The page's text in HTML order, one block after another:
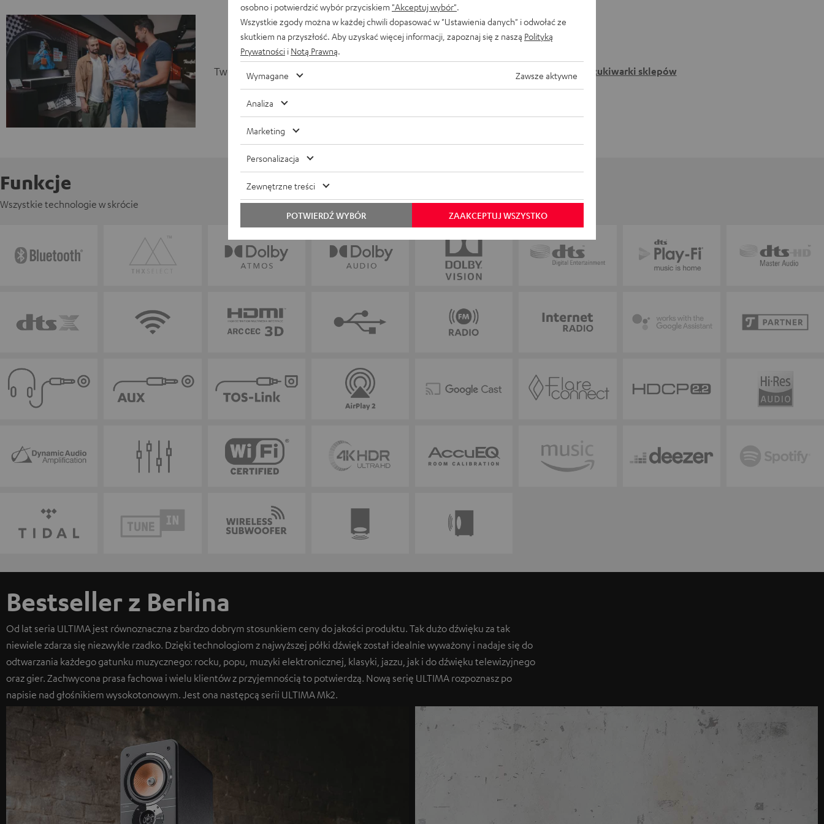
Twoja sesja odsłuchowa
Gęsia skórka gwarantowana! Zajrzyj do sklepu
naszego partnera w Warszawie lub przyjdź do
produkty na własnych uszach! Czy to
kompaktowe słuchawki, czy systemy dźwiękowe
5.1 – pracownicy sklepu służą Ci pomocą i fachową
Do wyszukiwarki sklepów
Funkcje
Wszystkie technologie w skrócie
Bestseller z Berlina
Od lat seria ULTIMA jest równoznaczna z bardzo dobrym stosunkiem ceny do jakości produktu. Tak dużo dźwięku za tak
niewiele zdarza się niezwykle rzadko. Dzięki technologiom z najwyższej półki dźwięk został idealnie wyważony i nadaje się do
odtwarzania każdego gatunku muzycznego: rocku, popu, muzyki elektronicznej, klasyki, jazzu, jak i do dźwięku telewizyjnego
oraz gier. Zachwycona prasa fachowa i wielu klientów z przyjemnością to potwierdzą. Nową serię ULTIMA rozpoznasz po
napisie nad głośnikiem wysokotonowym. Jest ona następcą serii ULTIMA Mk2.
osobno i potwierdzić wybór przyciskiem "Akceptuj wybór"
Wszystkie zgody można w każdej chwili dopasować w "Ustawienia danych" i odwołać ze
skutkiem na przyszłość. Aby uzyskać więcej informacji, zapoznaj się z naszą Polityką
Prywatności i Notą Prawną
Wymagane Zawsze aktywne
Analiza
Marketing
Personalizacja
Zewnętrzne treści
ZAAKCEPTUJ WSZYSTKO
POTWIERDŹ WYBÓR